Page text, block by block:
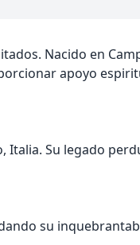
Nacido en
apoyo
Italia. Su legado
su